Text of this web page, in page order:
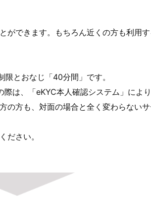
ができます。もちろん近くの方も利用
とおなじ「40分間」です。
は、「eKYC本人確認システム」によ
の方も、対面の場合と全く変わらない
ださい。